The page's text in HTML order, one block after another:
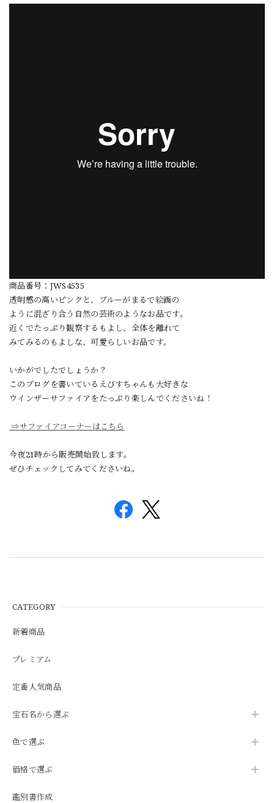
CATEGORY
新着商品
プレミアム
定番人気商品
宝石名から選ぶ
色で選ぶ
価格で選ぶ
鑑別書作成
商品番号：JWS4535
透明感の高いピンクと、ブルーがまるで絵画の
ように混ざり合う自然の芸術のようなお品です。
近くでたっぷり観察するもよし、全体を離れて
みてみるのもよしな、可愛らしいお品です。
いかがでしたでしょうか？
このブログを書いているえびすちゃんも大好きな
ウインザーサファイアをたっぷり楽しんでくださいね！
⇒サファイアコーナーはこちら
今夜21時から販売開始致します。
ぜひチェックしてみてくださいね。